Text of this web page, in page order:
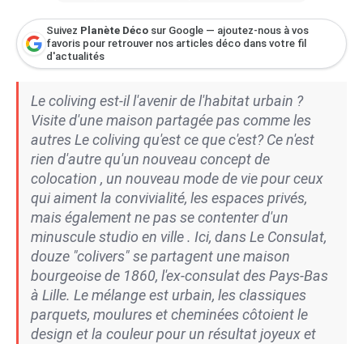
Suivez Planète Déco sur Google — ajoutez-nous à vos
favoris pour retrouver nos articles déco dans votre fil
d'actualités
Le coliving est-il l'avenir de l'habitat urbain ?
Visite d'une maison partagée pas comme les
autres Le coliving qu'est ce que c'est? Ce n'est
rien d'autre qu'un nouveau concept de
colocation , un nouveau mode de vie pour ceux
qui aiment la convivialité, les espaces privés,
mais également ne pas se contenter d'un
minuscule studio en ville . Ici, dans Le Consulat,
douze "colivers" se partagent une maison
bourgeoise de 1860, l'ex-consulat des Pays-Bas
à Lille. Le mélange est urbain, les classiques
parquets, moulures et cheminées côtoient le
design et la couleur pour un résultat joyeux et